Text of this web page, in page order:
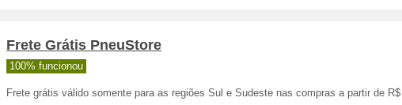
Frete Grátis PneuStore
100% funcionou
Frete grátis válido somente para as regiões Sul e Sudeste nas compras a partir de R$